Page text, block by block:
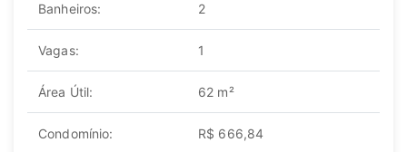
Banheiros: 2
Vagas: 1
Área Útil: 62 m²
Condomínio: R$ 666,84